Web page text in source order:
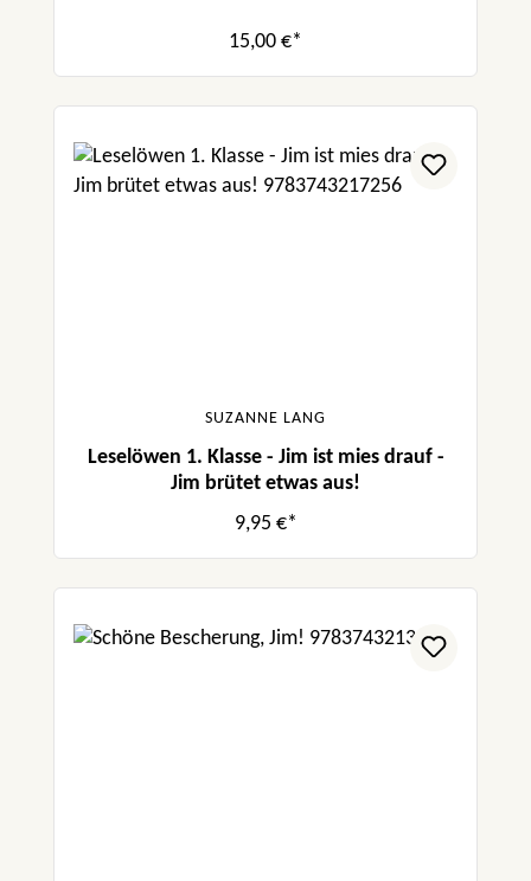
15,00 €*
SUZANNE LANG
Leselöwen 1. Klasse - Jim ist mies drauf -
Jim brütet etwas aus!
9,95 €*